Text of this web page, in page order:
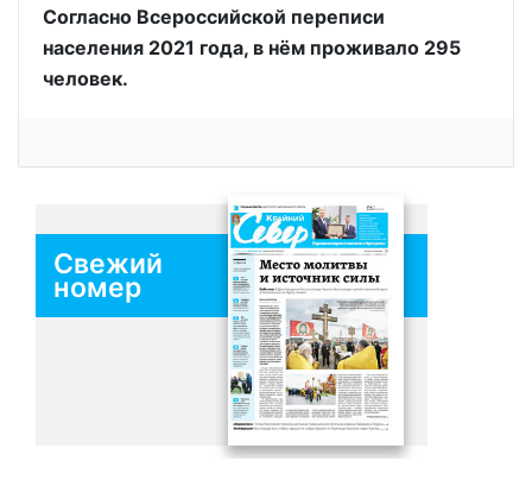
Согласно Всероссийской переписи
населения 2021 года, в нём проживало 295
человек.
Свежий
номер